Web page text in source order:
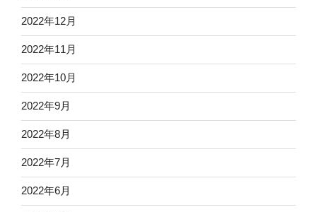
2022年12月
2022年11月
2022年10月
2022年9月
2022年8月
2022年7月
2022年6月